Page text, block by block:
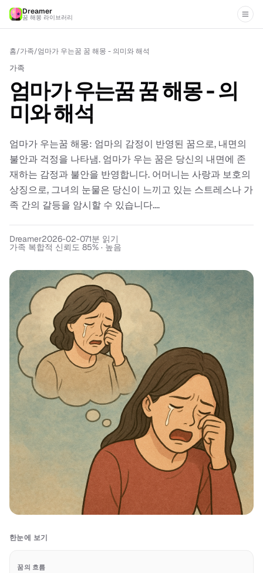
Dreamer
꿈 해몽 라이브러리
홈/가족/엄마가 우는꿈 꿈 해몽 - 의미와 해석
가족
엄마가 우는꿈 꿈 해몽 - 의
미와 해석
엄마가 우는꿈 해몽: 엄마의 감정이 반영된 꿈으로, 내면의
불안과 걱정을 나타냄. 엄마가 우는 꿈은 당신의 내면에 존
재하는 감정과 불안을 반영합니다. 어머니는 사랑과 보호의
상징으로, 그녀의 눈물은 당신이 느끼고 있는 스트레스나 가
족 간의 갈등을 암시할 수 있습니다....
Dreamer2026-02-071분 읽기
가족 복합적 신뢰도 85% · 높음
한눈에 보기
꿈의 흐름